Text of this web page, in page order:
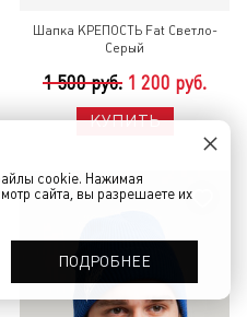
Шапка КРЕПОСТЬ Fat Светло-
Серый
1 500 руб. 1 200 руб.
КУПИТЬ
cookie. Нажимая
сайта, вы разрешаете их
ПОДРОБНЕЕ
×